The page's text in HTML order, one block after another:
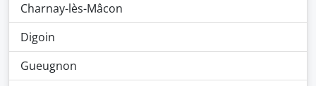
Charnay-lès-Mâcon
Digoin
Gueugnon